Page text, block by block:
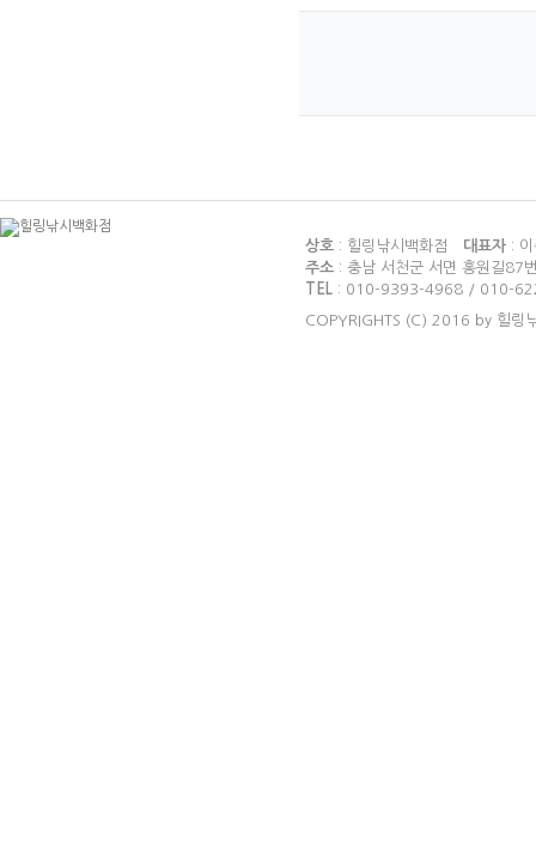
상호 : 힐링낚시백화점 대표자 :
주소 : 충남 서천군 서면 홍원길87
TEL : 010-9393-4968 / 010-
COPYRIGHTS (C) 2016 by 힐링